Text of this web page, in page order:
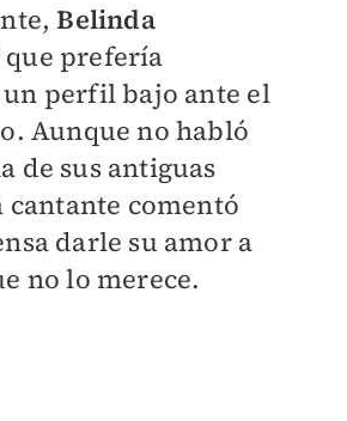
Belinda
prefería
perfil bajo ante el
Aunque no habló
de sus antiguas
cantante comentó
darle su amor a
no lo merece.